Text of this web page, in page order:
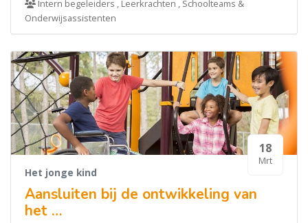
Intern begeleiders , Leerkrachten , Schoolteams &
Onderwijsassistenten
18
Mrt
Het jonge kind
Aansluiten bij de ontwikkeling van
het …